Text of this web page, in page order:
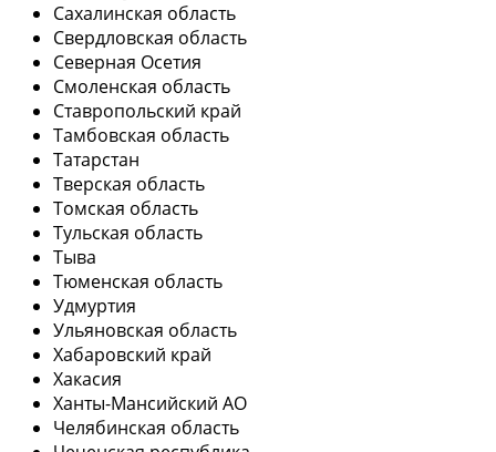
Сахалинская область
Свердловская область
Северная Осетия
Смоленская область
Ставропольский край
Тамбовская область
Татарстан
Тверская область
Томская область
Тульская область
Тыва
Тюменская область
Удмуртия
Ульяновская область
Хабаровский край
Хакасия
Ханты-Мансийский АО
Челябинская область